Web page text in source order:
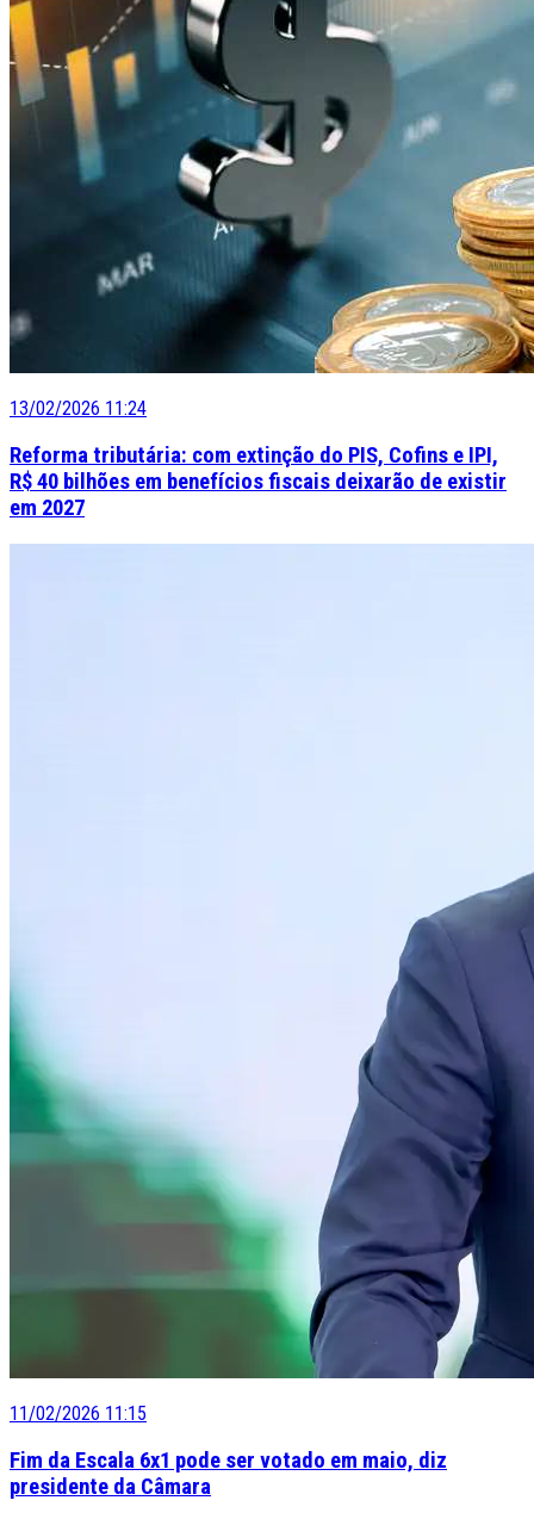
13/02/2026 11:24
Reforma tributária: com extinção do PIS, Cofins e IPI,
R$ 40 bilhões em benefícios fiscais deixarão de existir
em 2027
11/02/2026 11:15
Fim da Escala 6x1 pode ser votado em maio, diz
presidente da Câmara